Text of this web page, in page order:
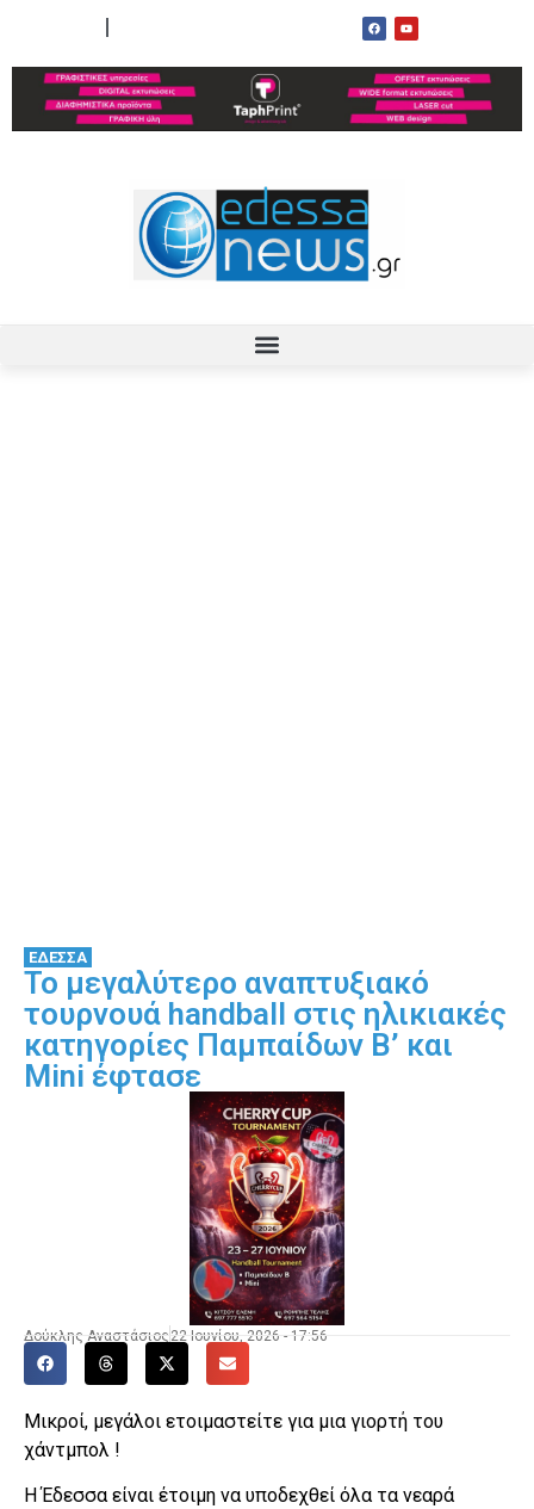
ΕΔΕΣΣΑ
Το μεγαλύτερο αναπτυξιακό
τουρνουά handball στις ηλικιακές
κατηγορίες Παμπαίδων Β’ και
Mini έφτασε
Δούκλης Αναστάσιος 22 Ιουνίου, 2026 - 17:56
Μικροί, μεγάλοι ετοιμαστείτε για μια γιορτή του
χάντμπολ !
Η Έδεσσα είναι έτοιμη να υποδεχθεί όλα τα νεαρά